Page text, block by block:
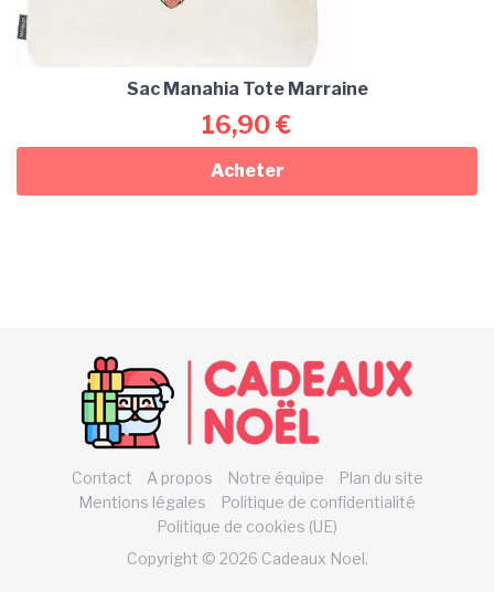
Sac Manahia Tote Marraine
16,90€
Acheter
Contact A propos Notre équipe
Plan du site
Mentions légales
Politique de confidentialité
Politique de cookies (UE)
Copyright © 2026 Cadeaux Noel.